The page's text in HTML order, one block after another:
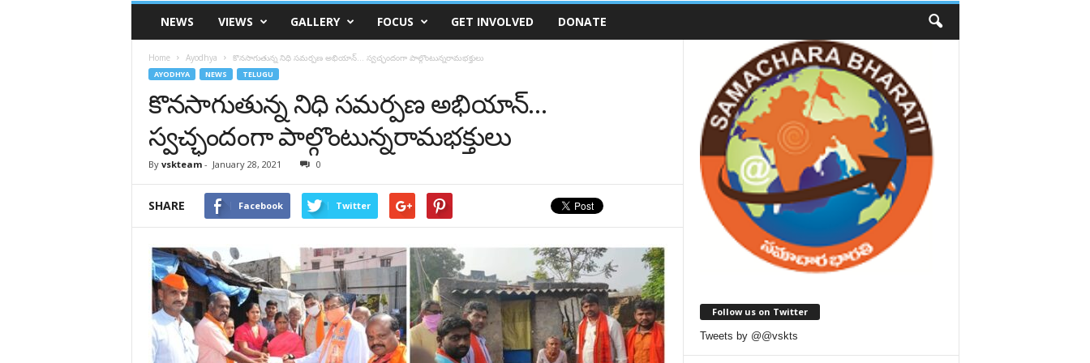
VSK
TelanganaNEWS VIEWS GALLERY FOCUS GET INVOLVED DONATE
Home Ayodhya కొన‌సాగుతున్న నిధి సమర్పణ అభియాన్‌… స్వ‌చ్ఛందంగా పాల్గొంటున్న‌రామ‌భ‌క్తులు
AYODHYA NEWS TELUGU
కొన‌సాగుతున్న నిధి సమర్పణ అభియాన్‌…
స్వ‌చ్ఛందంగా పాల్గొంటున్న‌రామ‌భ‌క్తులు
By vskteam- January 28, 2021 0
SHARE Facebook Twitter
Follow us on Twitter
Tweets by @@vskts